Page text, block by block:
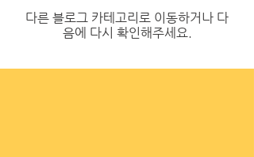
다른 블로그 카테고리로 이동하거나 다
음에 다시 확인해주세요.